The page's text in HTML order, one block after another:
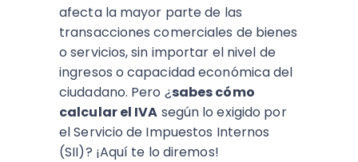
afecta la mayor parte de las
transacciones comerciales de bienes
o servicios, sin importar el nivel de
ingresos o capacidad económica del
ciudadano. Pero ¿sabes cómo
calcular el IVA según lo exigido por
el Servicio de Impuestos Internos
(SII)? ¡Aquí te lo diremos!